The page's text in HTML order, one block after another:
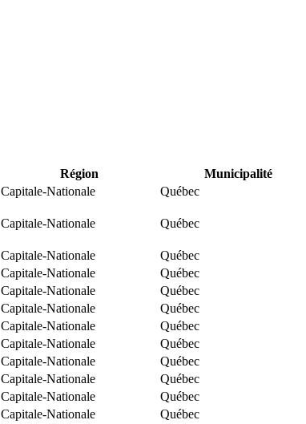
Région Municipalité
Capitale-Nationale
Québec
Capitale-Nationale Québec
Capitale-Nationale
Québec
Capitale-Nationale
Québec
Capitale-Nationale
Québec
Capitale-Nationale
Québec
Capitale-Nationale
Québec
Capitale-Nationale
Québec
Capitale-Nationale
Québec
Capitale-Nationale
Québec
Capitale-Nationale
Québec
Capitale-Nationale
Québec